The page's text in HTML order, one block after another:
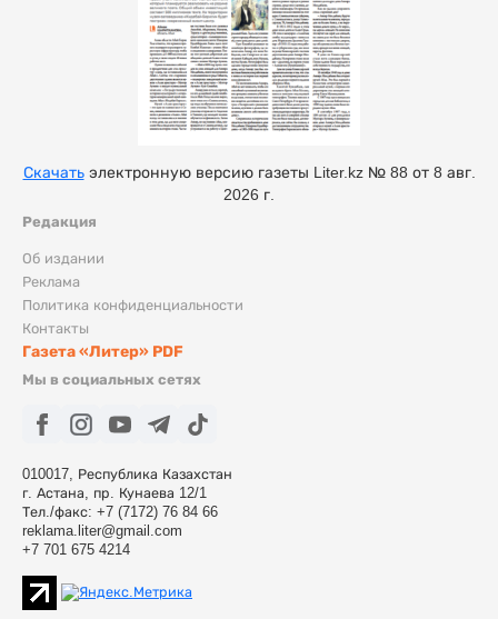
Редакция
Об издании
Реклама
Политика конфиденциальности
Контакты
Газета «Литер» PDF
Мы в социальных сетях
010017, Республика Казахстан
г. Астана, пр. Кунаева 12/1
Тел./факс: +7 (7172) 76 84 66
reklama.liter@gmail.com
+7 701 675 4214
Скачатьэлектронную версию газеты Liter.kz № 88 от 8 авг.
2026 г.